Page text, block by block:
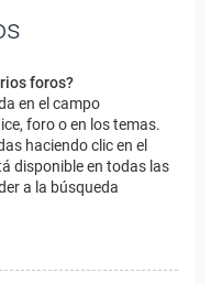
foros?
en el campo
foro o en los temas.
haciendo clic en el
disponible en todas las
a la búsqueda